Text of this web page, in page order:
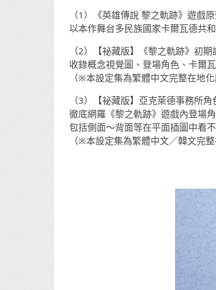
（1）《英雄傳說 黎之軌跡》遊戲
以本作舞台多民族國家卡爾瓦德共
（2）【祕藏版】《黎之軌跡》初
收錄概念視覺圖、登場角色、卡爾
（※本設定集為繁體中文完整在地化
（3）【祕藏版】亞克萊德事務所角
徹底網羅《黎之軌跡》遊戲內登場
包括側面～背面等在平面插圖中看
（※本設定集為繁體中文／韓文完整